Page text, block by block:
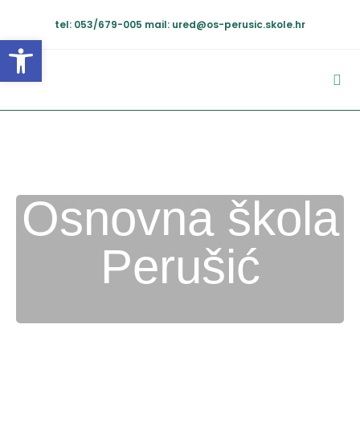
Open toolbar
tel: 053/679-005 mail: ured@os-perusic.skole.hr
Osnovna škola
Perušić